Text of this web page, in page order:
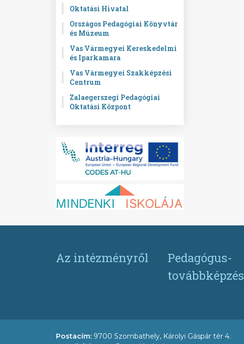
Oktatási Hivatal
Országos Pedagógiai Könyvtár
és Múzeum
Vas Vármegyei Kereskedelmi
és Iparkamara
Vas Vármegyei Szakképzési
Centrum
Zalaegerszegi Pedagógiai
Oktatási Központ
Az intézményről
Pedagógus-
továbbképzés
Postacím: 9700 Szombathely, Károlyi Gáspár tér 4.